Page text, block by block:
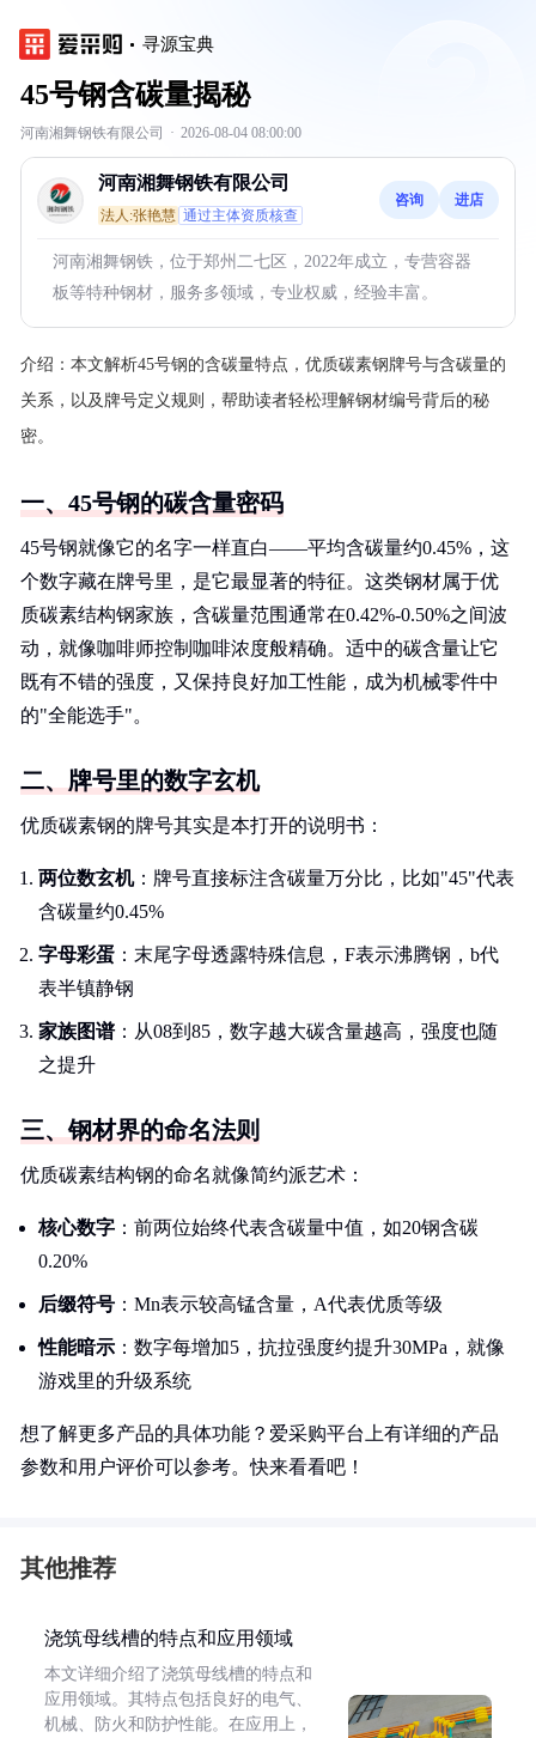
寻源宝典
45号钢含碳量揭秘
河南湘舞钢铁有限公司 · 2026-08-04 08:00:00
河南湘舞钢铁有限公司
法人:张艳慧 通过主体资质核查
咨询 进店
河南湘舞钢铁，位于郑州二七区，2022年成立，专营容器
板等特种钢材，服务多领域，专业权威，经验丰富。
介绍： 本文解析45号钢的含碳量特点，优质碳素钢牌号与含碳量的
关系，以及牌号定义规则，帮助读者轻松理解钢材编号背后的秘
密。
一、45号钢的碳含量密码
45号钢就像它的名字一样直白——平均含碳量约0.45%，这
个数字藏在牌号里，是它最显著的特征。这类钢材属于优
质碳素结构钢家族，含碳量范围通常在0.42%-0.50%之间波
动，就像咖啡师控制咖啡浓度般精确。适中的碳含量让它
既有不错的强度，又保持良好加工性能，成为机械零件中
的"全能选手"。
二、牌号里的数字玄机
优质碳素钢的牌号其实是本打开的说明书：
两位数玄机：牌号直接标注含碳量万分比，比如"45"代表
含碳量约0.45%
字母彩蛋 ：末尾字母透露特殊信息，F表示沸腾钢，b代
表半镇静钢
家族图谱：从08到85，数字越大碳含量越高，强度也随
之提升
三、钢材界的命名法则
优质碳素结构钢的命名就像简约派艺术：
核心数字 ：前两位始终代表含碳量中值，如20钢含碳
0.20%
后缀符号 ：Mn表示较高锰含量，A代表优质等级
性能暗示 ：数字每增加5，抗拉强度约提升30MPa，就像
游戏里的升级系统
想了解更多产品的具体功能？爱采购平台上有详细的产品
参数和用户评价可以参考。快来看看吧！
其他推荐
浇筑母线槽的特点和应用领域
本文详细介绍了浇筑母线槽的特点和
应用领域。其特点包括良好的电气、
机械、防火和防护性能。在应用上，